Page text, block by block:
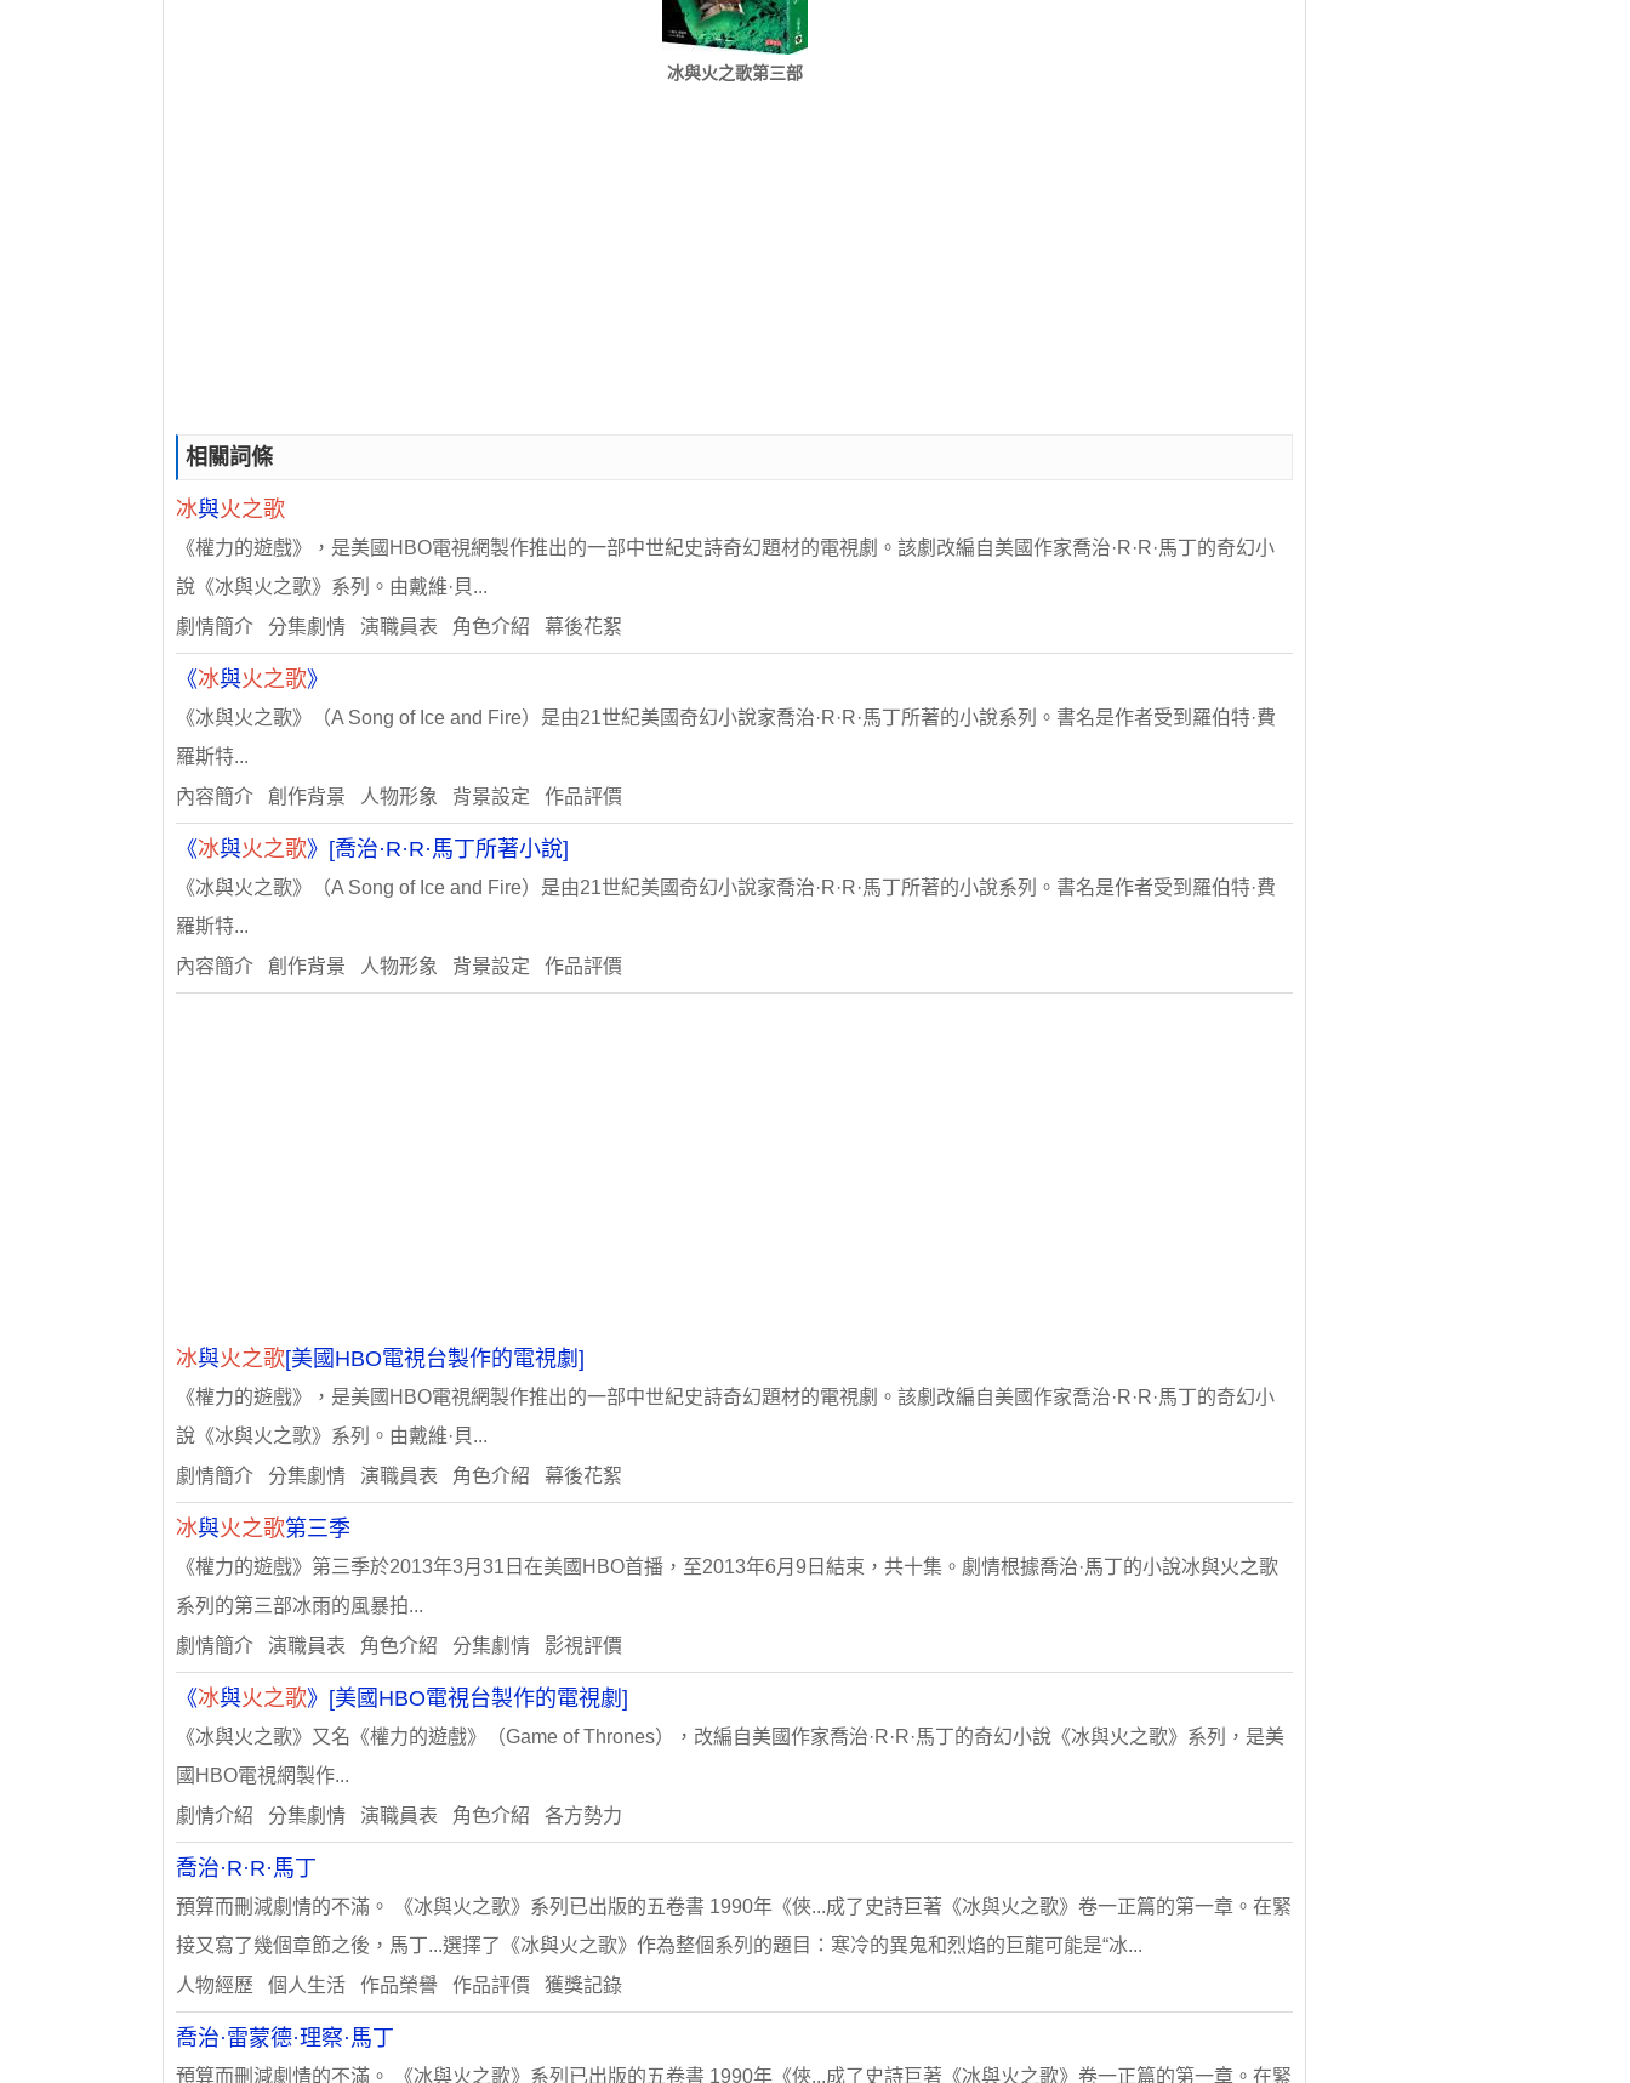
冰與火之歌第三部
相關詞條
冰與火之歌
《權力的遊戲》，是美國HBO電視網製作推出的一部中世紀史詩奇幻題材的電視劇。該劇改編自美國作家喬治·R·R·馬丁的奇幻小
說《冰與火之歌》系列。由戴維·貝...
劇情簡介 分集劇情 演職員表 角色介紹 幕後花絮
《冰與火之歌》
《冰與火之歌》（A Song of Ice and Fire）是由21世紀美國奇幻小說家喬治·R·R·馬丁所著的小說系列。書名是作者受到羅伯特·費
羅斯特...
內容簡介 創作背景 人物形象 背景設定 作品評價
《冰與火之歌》[喬治·R·R·馬丁所著小說]
《冰與火之歌》（A Song of Ice and Fire）是由21世紀美國奇幻小說家喬治·R·R·馬丁所著的小說系列。書名是作者受到羅伯特·費
羅斯特...
內容簡介 創作背景 人物形象 背景設定 作品評價
冰與火之歌[美國HBO電視台製作的電視劇]
《權力的遊戲》，是美國HBO電視網製作推出的一部中世紀史詩奇幻題材的電視劇。該劇改編自美國作家喬治·R·R·馬丁的奇幻小
說《冰與火之歌》系列。由戴維·貝...
劇情簡介 分集劇情 演職員表 角色介紹 幕後花絮
冰與火之歌第三季
《權力的遊戲》第三季於2013年3月31日在美國HBO首播，至2013年6月9日結束，共十集。劇情根據喬治·馬丁的小說冰與火之歌
系列的第三部冰雨的風暴拍...
劇情簡介 演職員表 角色介紹 分集劇情 影視評價
《冰與火之歌》[美國HBO電視台製作的電視劇]
《冰與火之歌》又名《權力的遊戲》（Game of Thrones），改編自美國作家喬治·R·R·馬丁的奇幻小說《冰與火之歌》系列，是美
國HBO電視網製作...
劇情介紹 分集劇情 演職員表 角色介紹 各方勢力
喬治·R·R·馬丁
預算而刪減劇情的不滿。 《冰與火之歌》系列已出版的五卷書 1990年《俠...成了史詩巨著《冰與火之歌》卷一正篇的第一章。在緊
接又寫了幾個章節之後，馬丁...選擇了《冰與火之歌》作為整個系列的題目：寒冷的異鬼和烈焰的巨龍可能是“冰...
人物經歷 個人生活 作品榮譽 作品評價 獲獎記錄
喬治·雷蒙德·理察·馬丁
預算而刪減劇情的不滿。 《冰與火之歌》系列已出版的五卷書 1990年《俠...成了史詩巨著《冰與火之歌》卷一正篇的第一章。在緊